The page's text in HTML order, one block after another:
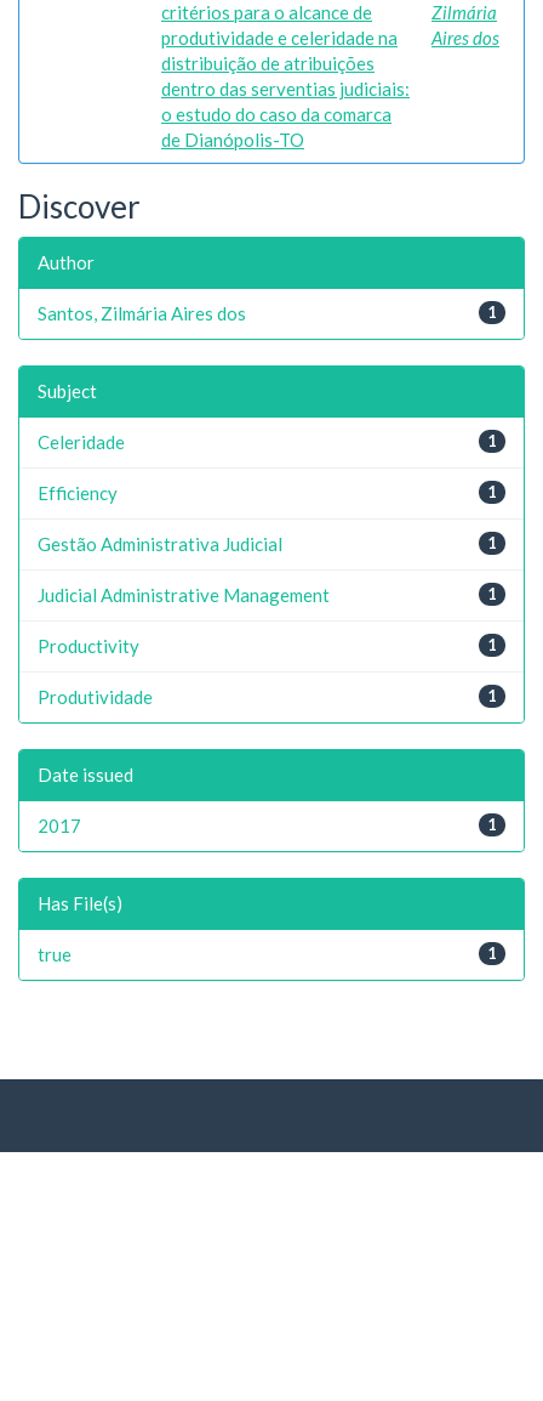
critérios para o alcance de
produtividade e celeridade na
distribuição de atribuições
dentro das serventias judiciais:
o estudo do caso da comarca
de Dianópolis-TO
Zilmária
Aires dos
Discover
Author
1
Santos, Zilmária Aires dos
Subject
1
Celeridade
1
Efficiency
1
Gestão Administrativa Judicial
1
Judicial Administrative Management
1
Productivity
1
Produtividade
Date issued
1
2017
Has File(s)
1
true